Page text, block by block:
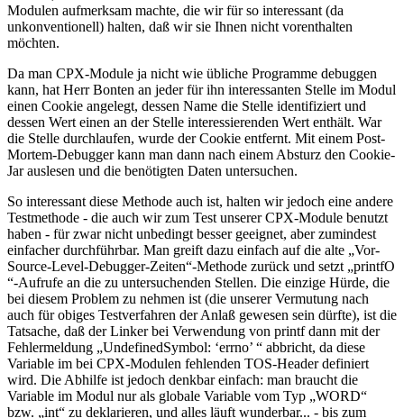
Modulen aufmerksam machte, die wir für so interessant (da
unkonventionell) halten, daß wir sie Ihnen nicht vorenthalten
möchten.
Da man CPX-Module ja nicht wie übliche Programme debuggen
kann, hat Herr Bonten an jeder für ihn interessanten Stelle im Modul
einen Cookie angelegt, dessen Name die Stelle identifiziert und
dessen Wert einen an der Stelle interessierenden Wert enthält. War
die Stelle durchlaufen, wurde der Cookie entfernt. Mit einem Post-
Mortem-Debugger kann man dann nach einem Absturz den Cookie-
Jar auslesen und die benötigten Daten untersuchen.
So interessant diese Methode auch ist, halten wir jedoch eine andere
Testmethode - die auch wir zum Test unserer CPX-Module benutzt
haben - für zwar nicht unbedingt besser geeignet, aber zumindest
einfacher durchführbar. Man greift dazu einfach auf die alte „Vor-
Source-Level-Debugger-Zeiten“-Methode zurück und setzt „printfO
“-Aufrufe an die zu untersuchenden Stellen. Die einzige Hürde, die
bei diesem Problem zu nehmen ist (die unserer Vermutung nach
auch für obiges Testverfahren der Anlaß gewesen sein dürfte), ist die
Tatsache, daß der Linker bei Verwendung von printf dann mit der
Fehlermeldung „UndefinedSymbol: ‘errno’ “ abbricht, da diese
Variable im bei CPX-Modulen fehlenden TOS-Header definiert
wird. Die Abhilfe ist jedoch denkbar einfach: man braucht die
Variable im Modul nur als globale Variable vom Typ „WORD“
bzw. „int“ zu deklarieren, und alles läuft wunderbar... - bis zum